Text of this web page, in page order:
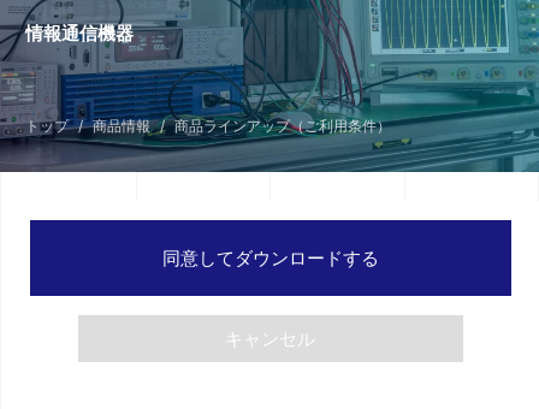
情報通信機器
トップ 商品情報 商品ラインアップ（ご利用条件）
同意してダウンロードする
キャンセル